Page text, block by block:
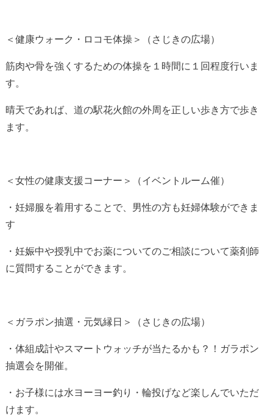
＜健康ウォーク・ロコモ体操＞（さじきの広場）
筋肉や骨を強くするための体操を１時間に１回程度行いま
す。
晴天であれば、道の駅花火館の外周を正しい歩き方で歩き
ます。
＜女性の健康支援コーナー＞（イベントルーム催）
・妊婦服を着用することで、男性の方も妊婦体験ができま
す
・妊娠中や授乳中でお薬についてのご相談について薬剤師
に質問することができます。
＜ガラポン抽選・元気縁日＞（さじきの広場）
・体組成計やスマートウォッチが当たるかも？！ガラポン
抽選会を開催。
・お子様には水ヨーヨー釣り・輪投げなど楽しんでいただ
けます。